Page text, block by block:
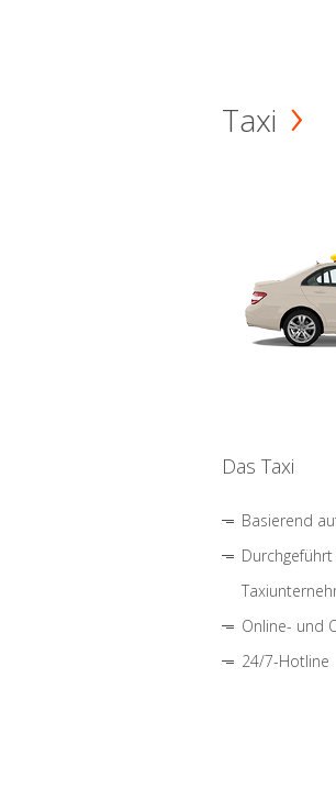
Taxi
Das Taxi
Basierend
Online- und
24/7-Hotline